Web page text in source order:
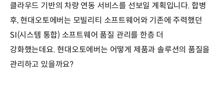
클라우드 기반의 차량 연동 서비스를 선보일 계획입니다. 합병
후, 현대오토에버는 모빌리티 소프트웨어와 기존에 주력했던
SI(시스템 통합) 소프트웨어 품질 관리를 한층 더
강화했는데요. 현대오토에버는 어떻게 제품과 솔루션의 품질을
관리하고 있을까요?